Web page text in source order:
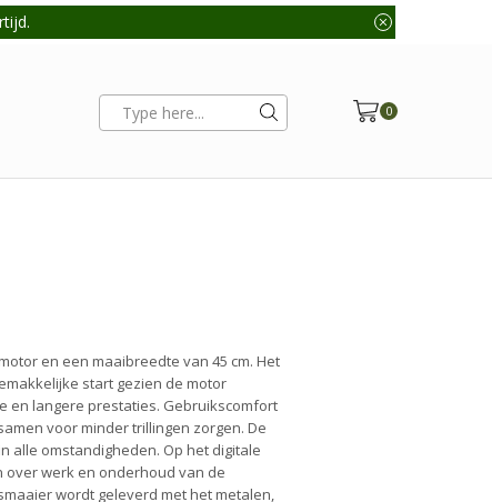
Search
0
en een maaibreedte van 45 cm. Het
start gezien de motor
en langere prestaties. Gebruikscomfort
voor minder trillingen zorgen. De
alle omstandigheden. Op het digitale
over werk en onderhoud van de
wordt geleverd met het metalen,